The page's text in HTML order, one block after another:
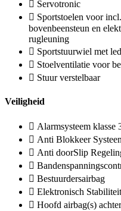
Servotronic
Sportstoelen voor
bovenbeensteun en
rugleuning
Sportstuurwiel met
Stoelventilatie voor
Stuur verstelbaar
Veiligheid
Alarmsysteem klasse
Anti Blokkeer
Anti doorSlip
Bestuurdersairbag
Elektronisch
Hoofd airbag(s) achter